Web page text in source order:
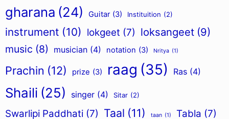
gharana (24) Guitar (3) Instituition (2)
instrument (10) lokgeet (7) loksangeet (9)
music (8) musician (4) notation (3) Nritya (1)
Prachin (12) prize (3) raag (35) Ras (4)
Shaili (25) singer (4) Sitar (2)
Swarlipi Paddhati (7) Taal (11) taan (1) Tabla (7)